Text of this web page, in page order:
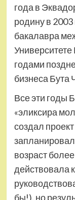
года в
родину в 2003
бакалавра
годами
бизнеса Бута
Все эти годы
«эликсира
создал
возраст
действовала
бы!), но